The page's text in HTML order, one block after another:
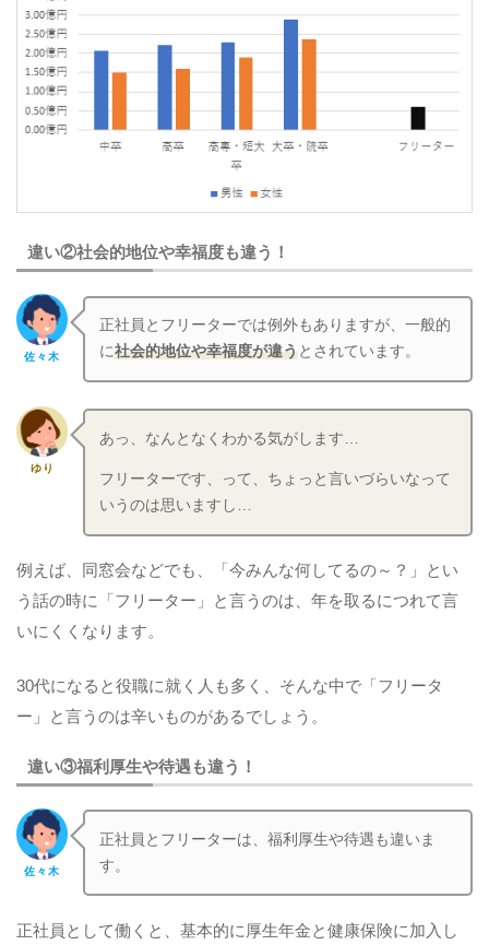
違い②社会的地位や幸福度も違う！
佐々木
正社員とフリーターでは例外もありますが、一般的
に社会的地位や幸福度が違うとされています。
ゆり
あっ、なんとなくわかる気がします…
フリーターです、って、ちょっと言いづらいなって
いうのは思いますし…
例えば、同窓会などでも、「今みんな何してるの～？」とい
う話の時に「フリーター」と言うのは、年を取るにつれて言
いにくくなります。
30代になると役職に就く人も多く、そんな中で「フリータ
ー」と言うのは辛いものがあるでしょう。
違い③福利厚生や待遇も違う！
佐々木
正社員とフリーターは、福利厚生や待遇も違いま
す。
正社員として働くと、基本的に厚生年金と健康保険に加入し